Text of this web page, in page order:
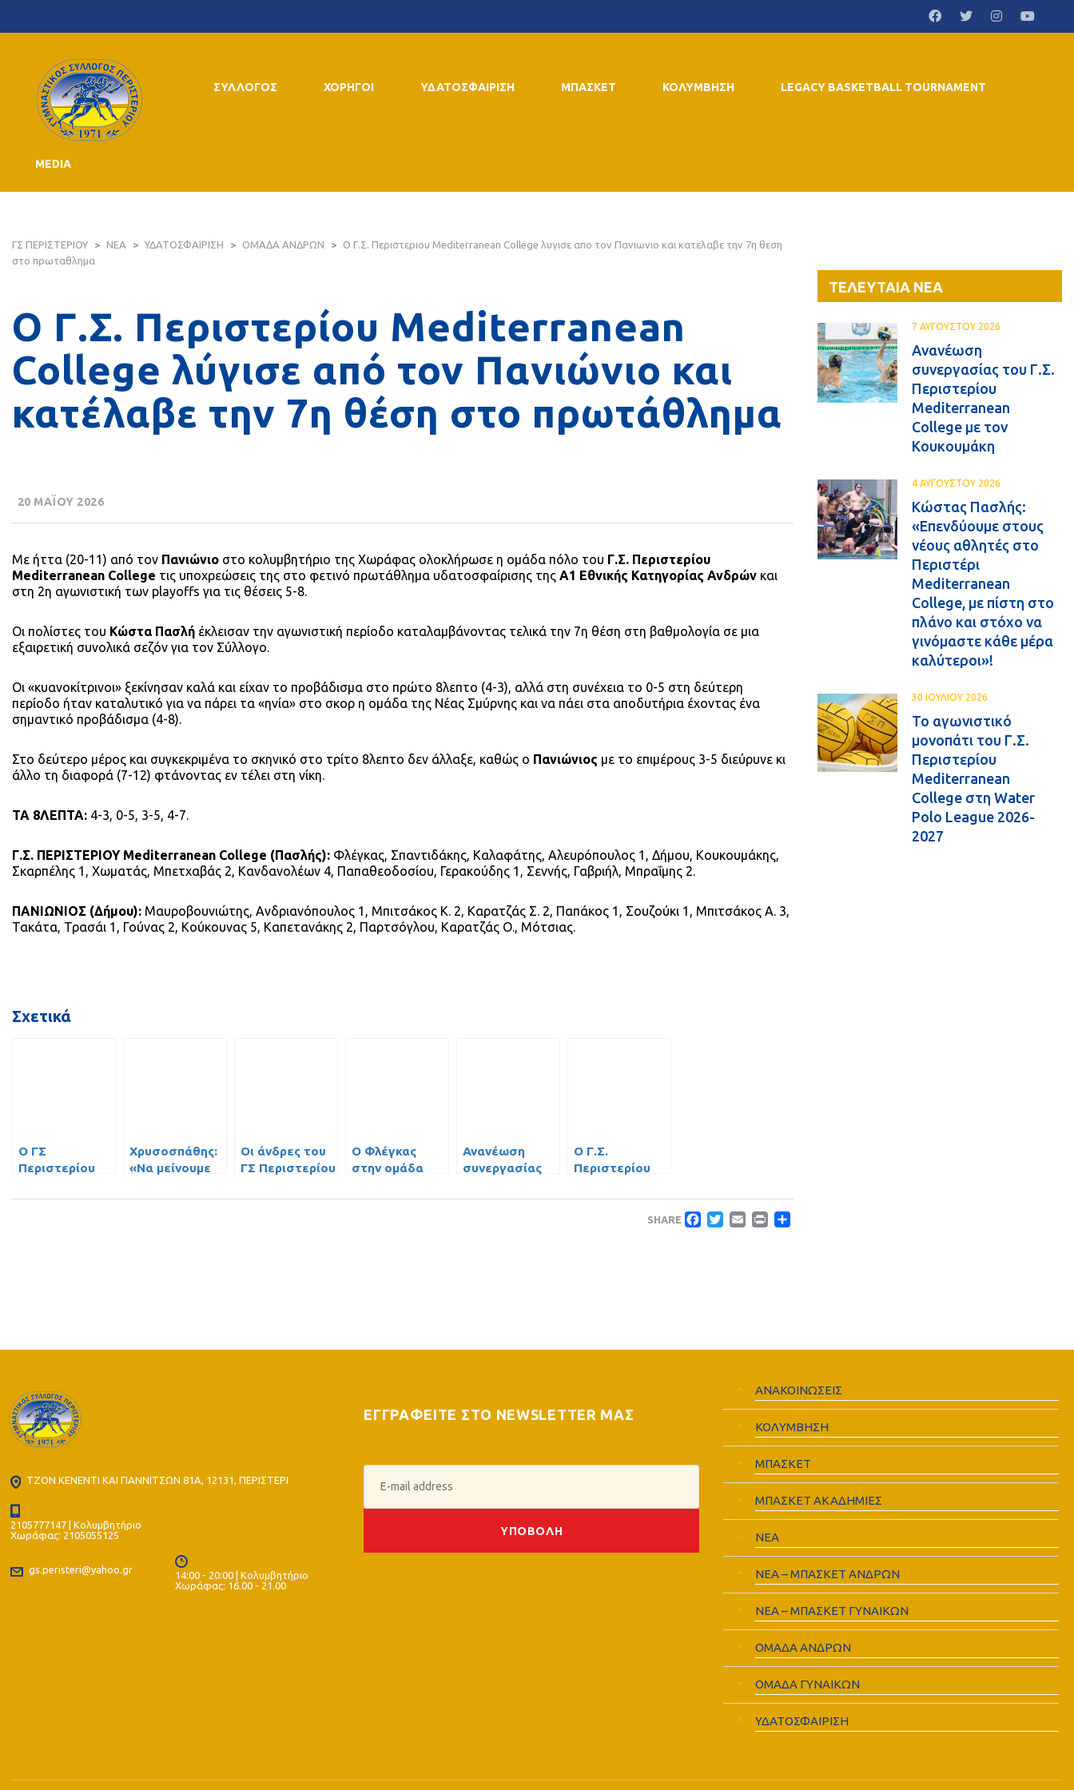
ΣΥΛΛΟΓΟΣ ΧΟΡΗΓΟΙ ΥΔΑΤΟΣΦΑΙΡΙΣΗ ΜΠΑΣΚΕΤ ΚΟΛΥΜΒΗΣΗ LEGACY BASKETBALL TOURNAMENT
MEDIA
ΓΣ ΠΕΡΙΣΤΕΡΙΟΥ > ΝΕΑ > ΥΔΑΤΟΣΦΑΙΡΙΣΗ > ΟΜΑΔΑ ΑΝΔΡΩΝ >
Ο Γ.Σ. Περιστεριου Mediterranean College λυγισε απο τον Πανιωνιο και κατελαβε την 7η θεση
στο πρωταθλημα
Ο Γ.Σ. Περιστερίου Mediterranean
College λύγισε από τον Πανιώνιο και
κατέλαβε την 7η θέση στο πρωτάθλημα
20 ΜΑΪΟΥ 2026
Με ήττα (20-11) από τον Πανιώνιο στο κολυμβητήριο της Χωράφας ολοκλήρωσε η ομάδα πόλο του Γ.Σ. Περιστερίου
Mediterranean College τις υποχρεώσεις της στο φετινό πρωτάθλημα υδατοσφαίρισης της Α1 Εθνικής Κατηγορίας Ανδρών και
στη 2η αγωνιστική των playoffs για τις θέσεις 5-8.
Οι πολίστες του Κώστα Πασλή έκλεισαν την αγωνιστική περίοδο καταλαμβάνοντας τελικά την 7η θέση στη βαθμολογία σε μια
εξαιρετική συνολικά σεζόν για τον Σύλλογο.
Οι «κυανοκίτρινοι» ξεκίνησαν καλά και είχαν το προβάδισμα στο πρώτο 8λεπτο (4-3), αλλά στη συνέχεια το 0-5 στη δεύτερη
περίοδο ήταν καταλυτικό για να πάρει τα «ηνία» στο σκορ η ομάδα της Νέας Σμύρνης και να πάει στα αποδυτήρια έχοντας ένα
σημαντικό προβάδισμα (4-8).
Στο δεύτερο μέρος και συγκεκριμένα το σκηνικό στο τρίτο 8λεπτο δεν άλλαξε, καθώς ο Πανιώνιος με το επιμέρους 3-5 διεύρυνε κι
άλλο τη διαφορά (7-12) φτάνοντας εν τέλει στη νίκη.
ΤΑ 8ΛΕΠΤΑ: 4-3, 0-5, 3-5, 4-7.
Γ.Σ. ΠΕΡΙΣΤΕΡΙΟΥ Mediterranean College (Πασλής): Φλέγκας, Σπαντιδάκης, Καλαφάτης, Αλευρόπουλος 1, Δήμου, Κουκουμάκης,
Σκαρπέλης 1, Χωματάς, Μπετχαβάς 2, Κανδανολέων 4, Παπαθεοδοσίου, Γερακούδης 1, Σεννής, Γαβριήλ, Μπραΐμης 2.
ΠΑΝΙΩΝΙΟΣ (Δήμου): Μαυροβουνιώτης, Ανδριανόπουλος 1, Μπιτσάκος Κ. 2, Καρατζάς Σ. 2, Παπάκος 1, Σουζούκι 1, Μπιτσάκος Α. 3,
Τακάτα, Τρασάι 1, Γούνας 2, Κούκουνας 5, Καπετανάκης 2, Παρτσόγλου, Καρατζάς Ο., Μότσιας.
Σχετικά
Ο ΓΣ
Περιστερίου
από το
Χρυσοσπάθης:
«Να μείνουμε
παιχνίδι με τον
Οι άνδρες του
ΓΣ Περιστερίου
8) από τη
Ο Φλέγκας
στην ομάδα
Περιστερίου!
Ανανέωση
συνεργασίας
Κανδανολέων
Ο Γ.Σ.
Περιστερίου
College
ηττήθηκε (13-SHARE Facebook
Twitter
Email
Print
ΤΕΛΕΥΤΑΙΑ ΝΕΑ
7 ΑΥΓΟΥΣΤΟΥ 2026
Ανανέωση
συνεργασίας του Γ.Σ.
Περιστερίου
Mediterranean
College με τον
Κουκουμάκη
4 ΑΥΓΟΥΣΤΟΥ 2026
Κώστας Πασλής:
«Επενδύουμε στους
νέους αθλητές στο
Περιστέρι
Mediterranean
College, με πίστη στο
πλάνο και στόχο να
γινόμαστε κάθε μέρα
καλύτεροι»!
30 ΙΟΥΛΙΟΥ 2026
Το αγωνιστικό
μονοπάτι του Γ.Σ.
Περιστερίου
Mediterranean
College στη Water
Polo League 2026-
2027
ΤΖΟΝ ΚΕΝΕΝΤΙ ΚΑΙ ΓΙΑΝΝΙΤΣΩΝ 81Α, 12131, ΠΕΡΙΣΤΕΡΙ
2105777147 | Κολυμβητήριο
Χωράφας: 2105055125
gs.peristeri@yahoo.gr
14:00 - 20:00 | Κολυμβητήριο
Χωράφας: 16.00 - 21.00
ΕΓΓΡΑΦΕΙΤΕ ΣΤΟ NEWSLETTER ΜΑΣ
ΑΝΑΚΟΙΝΩΣΕΙΣ
ΚΟΛΥΜΒΗΣΗ
ΜΠΑΣΚΕΤ
ΜΠΑΣΚΕΤ ΑΚΑΔΗΜΙΕΣ
ΝΕΑ
ΝΕΑ – ΜΠΑΣΚΕΤ ΑΝΔΡΩΝ
ΝΕΑ – ΜΠΑΣΚΕΤ ΓΥΝΑΙΚΩΝ
ΟΜΑΔΑ ΑΝΔΡΩΝ
ΟΜΑΔΑ ΓΥΝΑΙΚΩΝ
ΥΔΑΤΟΣΦΑΙΡΙΣΗ